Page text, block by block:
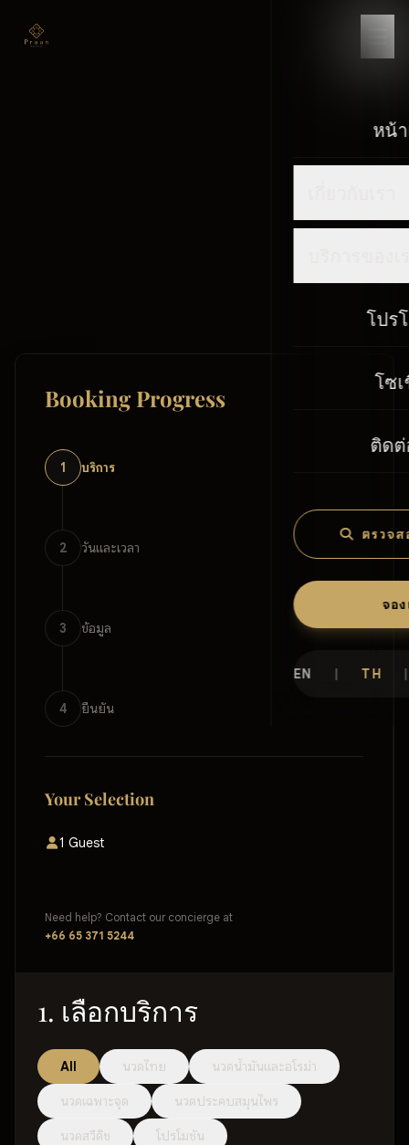
หน้
โปร
โซ
ติดต่
ตรวจส
จอ
EN | TH |
Booking Progress
1 บริการ
2 วันและเวลา
3 ข้อมูล
4 ยืนยัน
Your Selection
1 Guest
Need help? Contact our concierge at
+66 65 371 5244
1. เลือกบริการ
All นวดไทย นวดน้ำมันและอโรม่า
นวดเฉพาะจุด นวดประคบสมุนไพร
นวดสวีดิช โปรโมชัน